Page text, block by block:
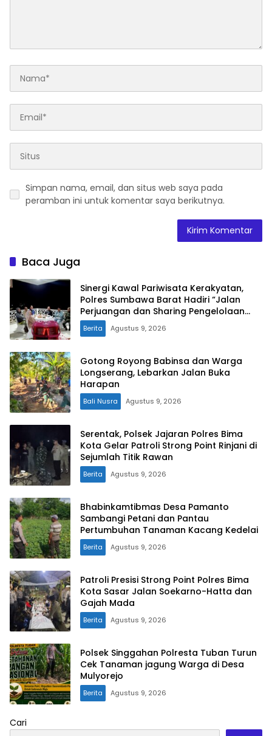
Simpan nama, email, dan situs web saya pada
peramban ini untuk komentar saya berikutnya.
Baca Juga
Sinergi Kawal Pariwisata Kerakyatan,
Polres Sumbawa Barat Hadiri “Jalan
Perjuangan dan Sharing Pengelolaan
Pariwisata Bendungan Tiu Suntuk”
Berita Agustus 9, 2026
Gotong Royong Babinsa dan Warga
Longserang, Lebarkan Jalan Buka
Harapan
Bali Nusra Agustus 9, 2026
Serentak, Polsek Jajaran Polres Bima
Kota Gelar Patroli Strong Point Rinjani di
Sejumlah Titik Rawan
Berita Agustus 9, 2026
Bhabinkamtibmas Desa Pamanto
Sambangi Petani dan Pantau
Pertumbuhan Tanaman Kacang Kedelai
Berita Agustus 9, 2026
Patroli Presisi Strong Point Polres Bima
Kota Sasar Jalan Soekarno-Hatta dan
Gajah Mada
Berita Agustus 9, 2026
Polsek Singgahan Polresta Tuban Turun
Cek Tanaman jagung Warga di Desa
Mulyorejo
Berita Agustus 9, 2026
Cari